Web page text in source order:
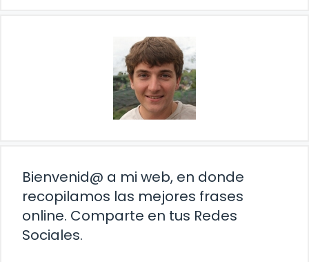
Bienvenid@ a mi web, en donde
recopilamos las mejores frases
online. Comparte en tus Redes
Sociales.